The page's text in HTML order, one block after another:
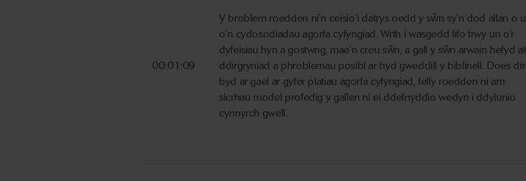
00:01:09
Y broblem roedden ni’n ceisio’i datrys oedd y sŵn sy’n dod allan o
o’n cydosodiadau agorfa cyfyngiad. Wrth i wasgedd lifo trwy un o’r
dyfeisiau hyn a gostwng, mae’n creu sŵn, a gall y sŵn arwain hefyd at
ddirgryniad a phroblemau posibl ar hyd gweddill y biblinell. Does
byd ar gael ar gyfer platiau agorfa cyfyngiad, felly roedden ni am
sicrhau model profedig y gallen ni ei ddefnyddio wedyn i ddylunio
cynnyrch gwell.